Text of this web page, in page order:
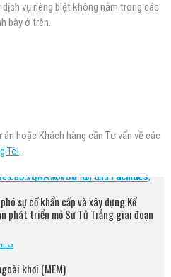
vụ riêng biệt không nằm trong các
bày ở trên.
hoặc Khách hàng cần Tư vấn về các
Tôi.
sự cố khẩn cấp và xây dựng Kế
phát triển mỏ Sư Tử Trắng giai đoạn
khơi (MEM)